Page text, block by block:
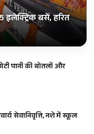
इलेक्ट्रिक बसें, हरित
पानी की बोतलों और
सेवानिवृत्ति, नशे में स्कूल